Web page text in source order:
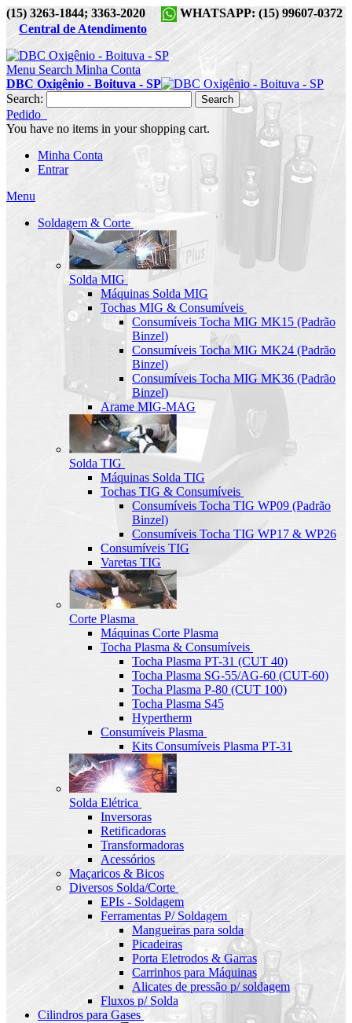
(15) 3263-1844; 3363-2020
WHATSAPP: (15) 99607-0372
Central de Atendimento
Menu Search Minha Conta
DBC Oxigênio - Boituva - SP
Search:
Search
Pedido
You have no items in your shopping cart.
Minha Conta
Entrar
Menu
Soldagem & Corte
Solda MIG
Máquinas Solda MIG
Tochas MIG & Consumíveis
Consumíveis Tocha MIG MK15 (Padrão
Binzel)
Consumíveis Tocha MIG MK24 (Padrão
Binzel)
Consumíveis Tocha MIG MK36 (Padrão
Binzel)
Arame MIG-MAG
Solda TIG
Máquinas Solda TIG
Tochas TIG & Consumíveis
Consumíveis Tocha TIG WP09 (Padrão
Binzel)
Consumíveis Tocha TIG WP17 & WP26
Consumíveis TIG
Varetas TIG
Corte Plasma
Máquinas Corte Plasma
Tocha Plasma & Consumíveis
Tocha Plasma PT-31 (CUT 40)
Tocha Plasma SG-55/AG-60 (CUT-60)
Tocha Plasma P-80 (CUT 100)
Tocha Plasma S45
Hypertherm
Consumíveis Plasma
Kits Consumíveis Plasma PT-31
Solda Elétrica
Inversoras
Retificadoras
Transformadoras
Acessórios
Maçaricos & Bicos
Diversos Solda/Corte
EPIs - Soldagem
Ferramentas P/ Soldagem
Mangueiras para solda
Picadeiras
Porta Eletrodos & Garras
Carrinhos para Máquinas
Alicates de pressão p/ soldagem
Fluxos p/ Solda
Cilindros para Gases